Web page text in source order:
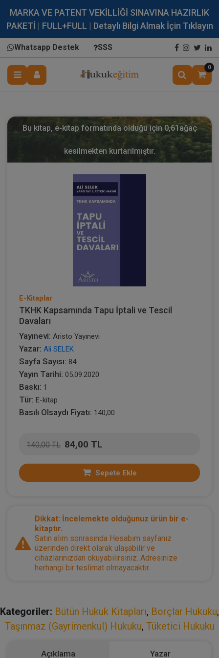
MARKA VE PATENT VEKİLLİĞİ SINAVINA HAZIRLIK
PAKETİ | FULL+FULL | Detaylı Bilgi Almak İçin Tıklayın
Whatsapp Destek SSS
0
Bu kitap, e-kitap formatında olduğu için 0,61 ağaç
kesilmekten kurtarılmıştır.
E-Kitaplar
TKHK Kapsamında Tapu İptali ve Tescil
Davaları
Yayınevi: Aristo Yayınevi
Yazar: Ali SELEK
Sayfa Sayısı: 84
Yayın Tarihi: 05.09.2020
Baskı: 1
Tür: E-kitap
Basılı Olsaydı Fiyatı: 140,00
140,00 TL 84,00 TL
Sepete Ekle
Dikkat: İncelemekte olduğunuz ürün bir e-
kitaptır.
Satın alım sonrasında Hesabım sayfanız
üzerinden direkt olarak ulaşabilir ve
cihazlarınızdan okuyabilirsiniz. Adresinize
herhangi bir teslimat olmayacaktır.
Kategoriler: Bütün Hukuk Kitapları, Borçlar Hukuku,
Taşınmaz (Gayrimenkul) Hukuku, Tüketici Hukuku
Açıklama Yazar